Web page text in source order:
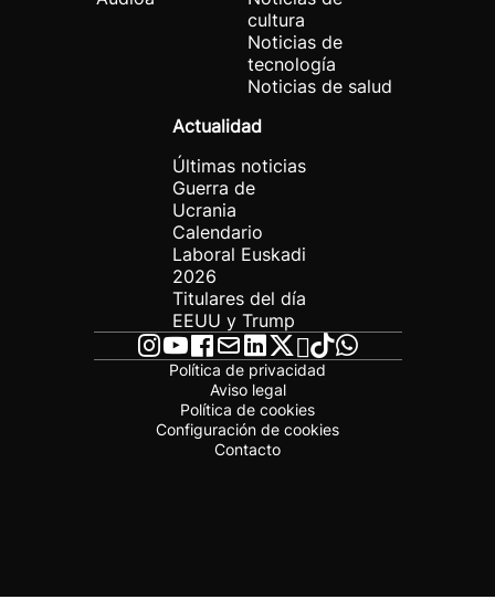
cultura
Noticias de
tecnología
Noticias de salud
Actualidad
Últimas noticias
Guerra de
Ucrania
Calendario
Laboral Euskadi
2026
Titulares del día
EEUU y Trump
Política de privacidad
Aviso legal
Política de cookies
Configuración de cookies
Contacto